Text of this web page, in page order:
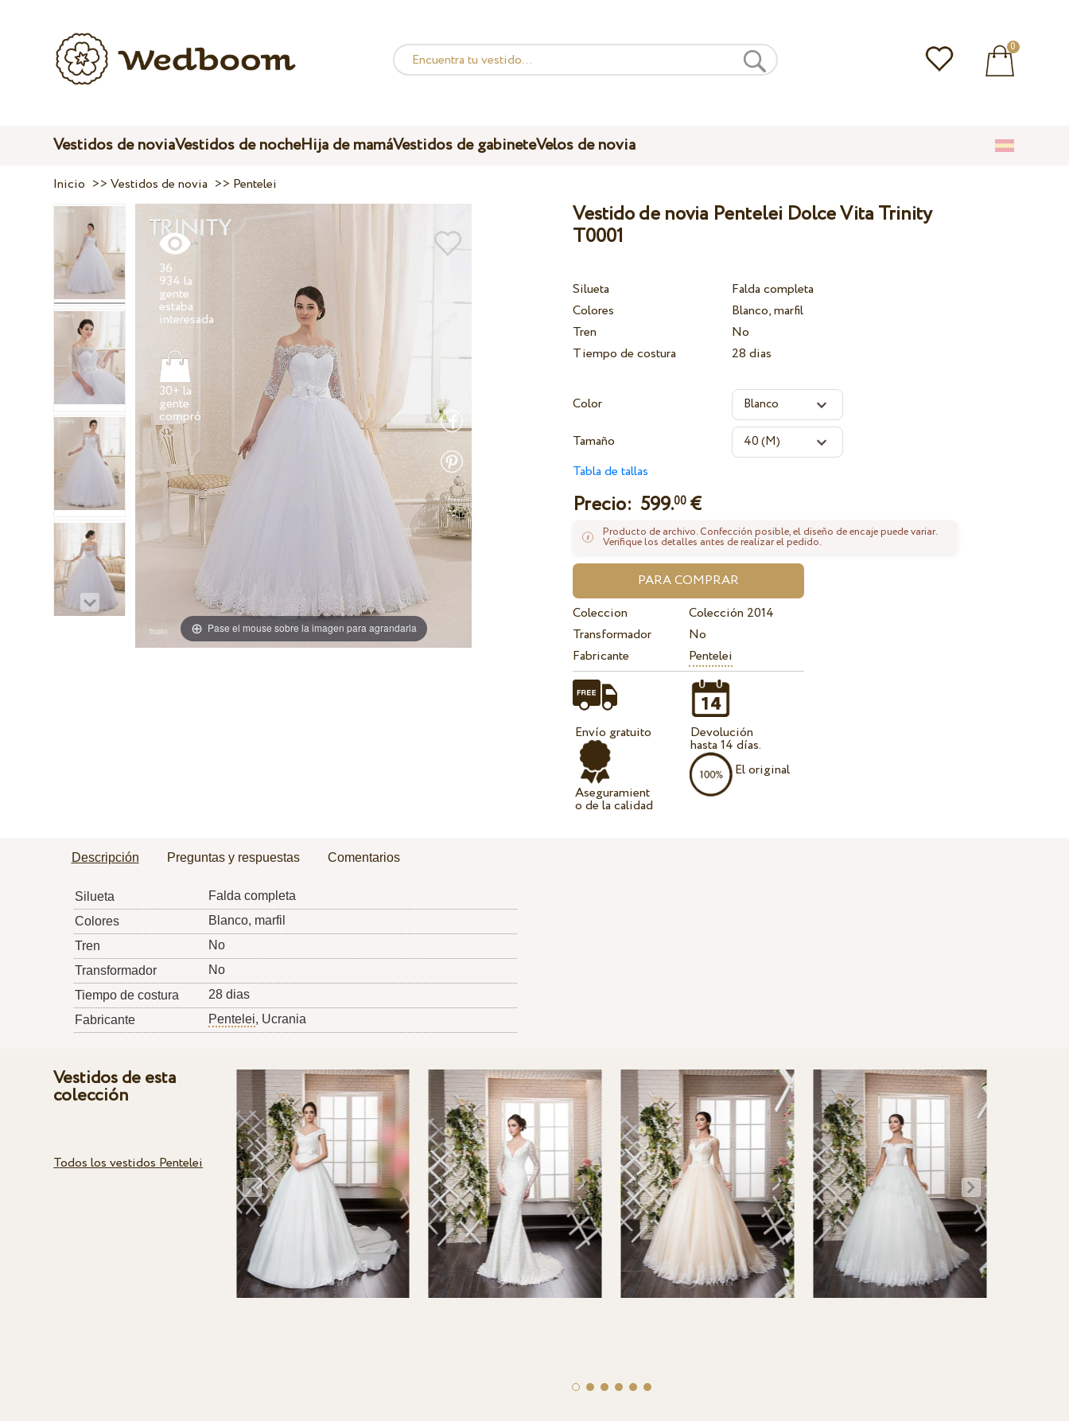
0
Vestidos de noviaVestidos de nocheHija de mamáVestidos de gabineteVelos de novia
Inicio >>Vestidos de novia >> Pentelei
Pase el mouse sobre la imagen para agrandarla
36
934 la
gente
estaba
30+ la
gente
Vestido de novia Pentelei Dolce Vita Trinity
T0001
Silueta
Falda completa
Colores
Blanco, marfil
Tren
No
Tiempo de costura
28 dias
Color
Tamaño
Tabla de tallas
Precio: 599.00 €
Producto de archivo. Confección posible, el diseño de encaje puede variar.
Verifique los detalles antes de realizar el pedido.
Coleccion
Colección 2014
Transformador
No
Fabricante
Pentelei
Envío gratuito
Aseguramient
o de la calidad
Devolución
hasta 14 días.
El original
Descripción Preguntas y respuestas Comentarios
Silueta
Falda completa
Colores
Blanco, marfil
Tren
No
Transformador
No
Tiempo de costura
28 dias
Fabricante
Pentelei, Ucrania
Vestidos de esta
colección
Todos los vestidos Pentelei